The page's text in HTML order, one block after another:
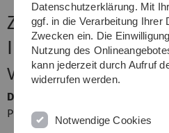
Zufällige Mengen
Integralgeometrie
Veranstalter
Dozent
Prof. Dr. Evgeny Spodarev
Datenschutzerklärung. Mit
ggf. in die Verarbeitung Ihrer
Zwecken ein. Die
Nutzung des
kann jederzeit durch Aufruf
widerrufen werden.
Notwendige Cookies